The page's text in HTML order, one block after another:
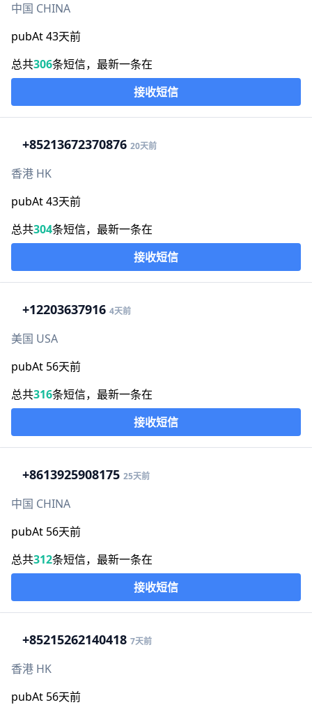
中国 CHINA
pubAt 43天前
总共306条短信，最新一条在
接收短信
+85213672370876 20天前
香港 HK
pubAt 43天前
总共304条短信，最新一条在
接收短信
+12203637916 4天前
美国 USA
pubAt 56天前
总共316条短信，最新一条在
接收短信
+8613925908175 25天前
中国 CHINA
pubAt 56天前
总共312条短信，最新一条在
接收短信
+85215262140418 7天前
香港 HK
pubAt 56天前